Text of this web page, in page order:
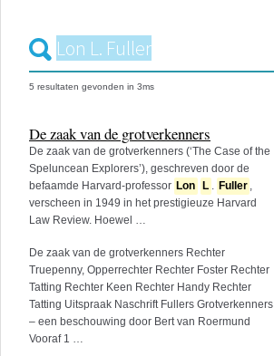
5 resultaten gevonden in 3ms
De zaak van de grotverkenners
De zaak van de grotverkenners (‘The Case of the
Speluncean Explorers’), geschreven door de
befaamde Harvard-professor Lon L . Fuller ,
verscheen in 1949 in het prestigieuze Harvard
Law Review. Hoewel …
De zaak van de grotverkenners Rechter
Truepenny, Opperrechter Rechter Foster Rechter
Tatting Rechter Keen Rechter Handy Rechter
Tatting Uitspraak Naschrift Fullers Grotverkenners
– een beschouwing door Bert van Roermund
Vooraf 1 …